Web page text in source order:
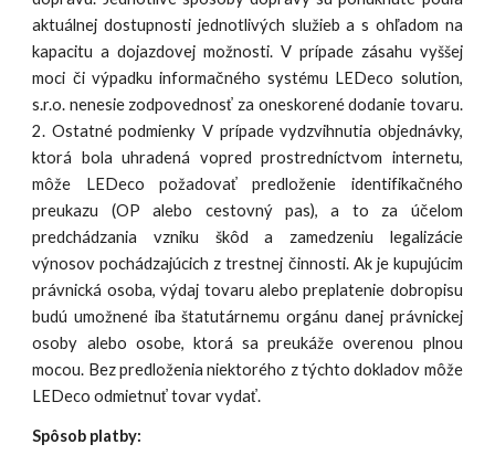
aktuálnej dostupnosti jednotlivých služieb a s ohľadom na
kapacitu a dojazdovej možnosti. V prípade zásahu vyššej
moci či výpadku informačného systému LEDeco solution,
s.r.o. nenesie zodpovednosť za oneskorené dodanie tovaru.
2. Ostatné podmienky V prípade vydzvihnutia objednávky,
ktorá bola uhradená vopred prostredníctvom internetu,
môže LEDeco požadovať predloženie identifikačného
preukazu (OP alebo cestovný pas), a to za účelom
predchádzania vzniku škôd a zamedzeniu legalizácie
výnosov pochádzajúcich z trestnej činnosti. Ak je kupujúcim
právnická osoba, výdaj tovaru alebo preplatenie dobropisu
budú umožnené iba štatutárnemu orgánu danej právnickej
osoby alebo osobe, ktorá sa preukáže overenou plnou
mocou. Bez predloženia niektorého z týchto dokladov môže
LEDeco odmietnuť tovar vydať.
Spôsob platby: